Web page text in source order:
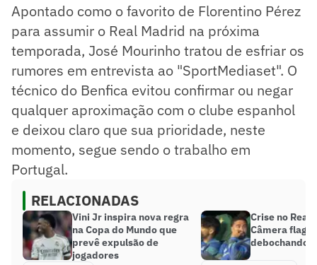
Apontado como o favorito de Florentino Pérez
para assumir o Real Madrid na próxima
temporada, José Mourinho tratou de esfriar os
rumores em entrevista ao "SportMediaset". O
técnico do Benfica evitou confirmar ou negar
qualquer aproximação com o clube espanhol
e deixou claro que sua prioridade, neste
momento, segue sendo o trabalho em
Portugal.
RELACIONADAS
Vini Jr inspira nova regra
na Copa do Mundo que
prevê expulsão de
jogadores
Crise no Real
Câmera
debochando